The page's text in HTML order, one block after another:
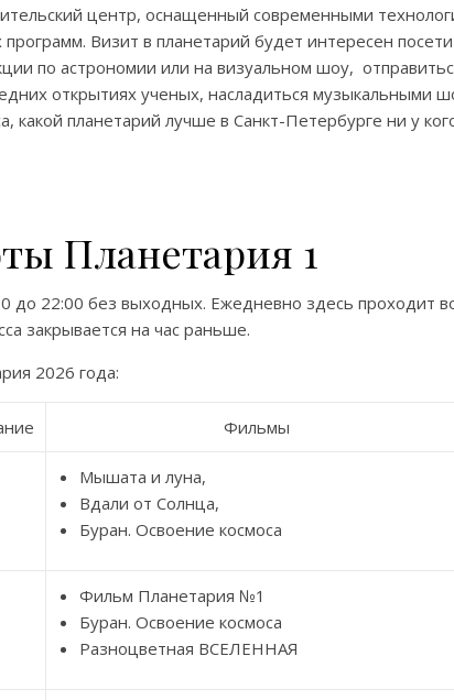
центр, оснащенный современными
Визит в планетарий будет интересен
по астрономии или на визуальном шоу,
открытиях ученых, насладиться музыкальными
какой планетарий лучше в Санкт-Петербурге ни у
Планетария 1
до 22:00 без выходных. Ежедневно здесь проходит
закрывается на час раньше.
2026 года:
Фильмы
Мышата и луна,
Вдали от Солнца,
Буран. Освоение космоса
Фильм Планетария №1
Буран. Освоение космоса
Разноцветная ВСЕЛЕННАЯ